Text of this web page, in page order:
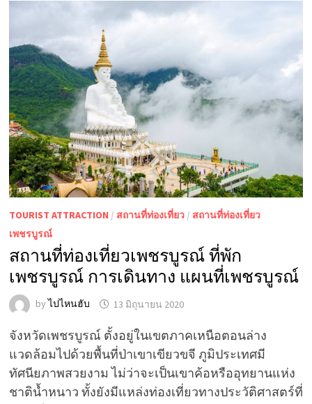
TOURIST ATTRACTION / สถานที่ท่องเที่ยว/ สถานที่ท่องเที่ยว
เพชรบูรณ์
สถานที่ท่องเที่ยวเพชรบูรณ์ ที่พัก
เพชรบูรณ์ การเดินทาง แผนที่เพชรบูรณ์
byไปไหนฮับ 13 มิถุนายน 2020
จังหวัดเพชรบูรณ์ ตั้งอยู่ในเขตภาคเหนือตอนล่าง
แวดล้อมไปด้วยพื้นที่ป่าเขาเขียวขจี ภูมิประเทศมี
ทัศนียภาพสวยงาม ไม่ว่าจะเป็นเขาค้อหรืออุทยานแห่ง
ชาติน้ำหนาว ทั้งยังมีแหล่งท่องเที่ยวทางประวัติศาสตร์ที่